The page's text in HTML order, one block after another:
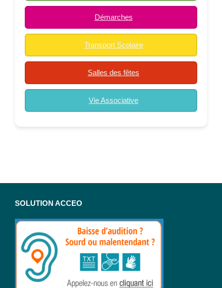
Démarches
Transport Scolaire
Salles des fêtes
Vie Associative
SOLUTION ACCEO